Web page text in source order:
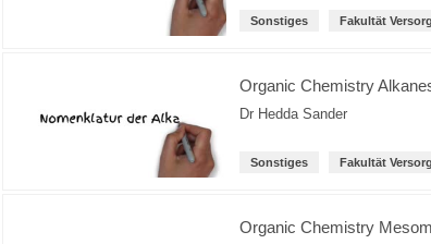
Sonstiges Fakultät
Organic Chemistry
Dr Hedda Sander
Sonstiges Fakultät
Organic Chemistry